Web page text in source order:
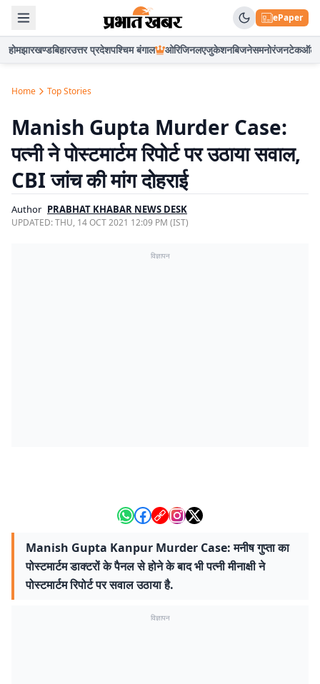
ePaper
होमझारखण्डबिहारउत्तर प्रदेशपश्चिम बंगाल ओरिजिनलएजुकेशनबिजनेसमनोरंजनटेकऑटो
Home Top Stories
Manish Gupta Murder Case:
पत्नी ने पोस्टमार्टम रिपोर्ट पर उठाया सवाल,
CBI जांच की मांग दोहराई
Author PRABHAT KHABAR NEWS DESK
UPDATED:THU, 14 OCT 2021 12:09 PM (IST)
विज्ञापन
Manish Gupta Kanpur Murder Case: मनीष गुप्ता का
पोस्टमार्टम डाक्टरों के पैनल से होने के बाद भी पत्नी मीनाक्षी ने
पोस्टमार्टम रिपोर्ट पर सवाल उठाया है.
विज्ञापन